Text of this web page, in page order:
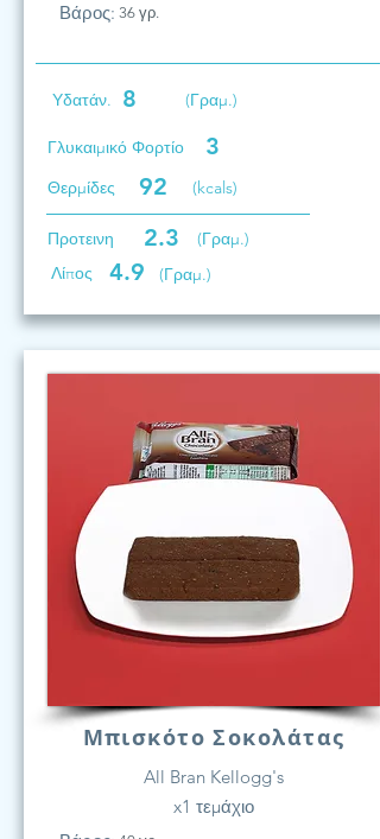
Βάρος: 36 γρ.
Υδατάν. 8 (Γραμ.)
Γλυκαιμικό Φορτίο 3
Θερμίδες 92 (kcals)
Προτεινη 2.3
(Γραμ.)
Λίπος
4.9 (Γραμ.)
Μπισκότο Σοκολάτας
All Bran Kellogg's
x1 τεμάχιο